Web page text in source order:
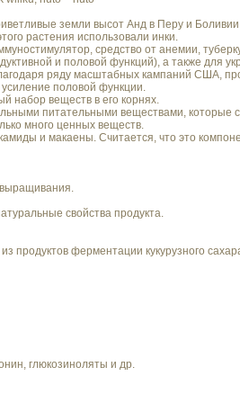
земли высот Анд в Перу и
растения использовали инки.
средство от анемии,
и половой функций), а также для
ряду масштабных кампаний США,
половой функции.
набор веществ в его корнях.
питательными веществами, которые
много ценных веществ.
и макаены. Считается, что это
свойства продукта.
продуктов ферментации кукурузного
глюкозиноляты и др.